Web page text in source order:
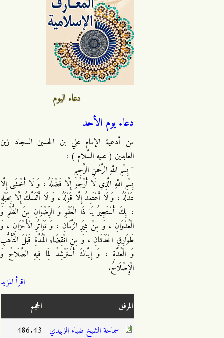
دعاء اليوم
دعاء يوم الأحد
من أدعية الإمام علي بن الحسين السجاد زين
العابدين ( عليه السَّلام ) :
" بِسْمِ اللَّهِ الرَّحْمنِ الرَّحِيمِ
بِسْمِ اللَّهِ الَّذِي لَا أَرْجُو إِلَّا فَضْلَهُ ، وَ لَا أَخْشَى إِلَّا
عَدْلَهُ ، وَ لَا أَعْتَمِدُ إِلَّا قَوْلَهُ ، وَ لَا أَتَمَسَّكُ إِلَّا بِحَبْلِهِ
، بِكَ أَسْتَجِيرُ يَا ذَا الْعَفْوِ وَ الرِّضْوَانِ مِنَ الظُّلْمِ وَ
الْعُدْوَانِ ، وَ مِنْ غِيَرِ الزَّمَانِ ، وَ تَوَاتُرِ الْأَحْزَانِ ، وَ
طَوَارِقِ الْحَدَثَانِ ، وَ مِنِ انْقِضَاءِ الْمُدَّةِ قَبْلَ التَّأَهُّبِ
وَ الْعُدَّةِ ، وَ إِيَّاكَ أَسْتَرْشِدُ لِمَا فِيهِ الصَّلَاحُ وَ
الْإِصْلَاحُ.
اقرأ المزيد
المرفق
الحجم
سماحة الشيخ ضياء الزبيدي
486.43